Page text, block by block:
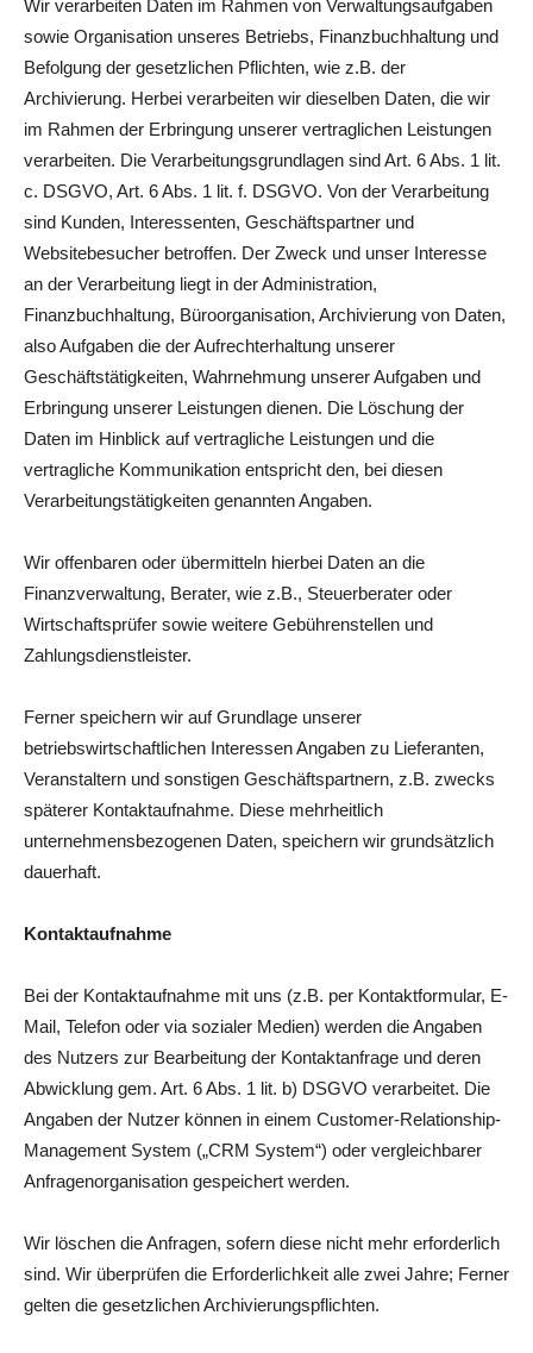
Wir verarbeiten Daten im Rahmen von Verwaltungsaufgaben
sowie Organisation unseres Betriebs, Finanzbuchhaltung und
Befolgung der gesetzlichen Pflichten, wie z.B. der
Archivierung. Herbei verarbeiten wir dieselben Daten, die wir
im Rahmen der Erbringung unserer vertraglichen Leistungen
verarbeiten. Die Verarbeitungsgrundlagen sind Art. 6 Abs. 1 lit.
c. DSGVO, Art. 6 Abs. 1 lit. f. DSGVO. Von der Verarbeitung
sind Kunden, Interessenten, Geschäftspartner und
Websitebesucher betroffen. Der Zweck und unser Interesse
an der Verarbeitung liegt in der Administration,
Finanzbuchhaltung, Büroorganisation, Archivierung von Daten,
also Aufgaben die der Aufrechterhaltung unserer
Geschäftstätigkeiten, Wahrnehmung unserer Aufgaben und
Erbringung unserer Leistungen dienen. Die Löschung der
Daten im Hinblick auf vertragliche Leistungen und die
vertragliche Kommunikation entspricht den, bei diesen
Verarbeitungstätigkeiten genannten Angaben.
Wir offenbaren oder übermitteln hierbei Daten an die
Finanzverwaltung, Berater, wie z.B., Steuerberater oder
Wirtschaftsprüfer sowie weitere Gebührenstellen und
Zahlungsdienstleister.
Ferner speichern wir auf Grundlage unserer
betriebswirtschaftlichen Interessen Angaben zu Lieferanten,
Veranstaltern und sonstigen Geschäftspartnern, z.B. zwecks
späterer Kontaktaufnahme. Diese mehrheitlich
unternehmensbezogenen Daten, speichern wir grundsätzlich
dauerhaft.
Kontaktaufnahme
Bei der Kontaktaufnahme mit uns (z.B. per Kontaktformular, E-
Mail, Telefon oder via sozialer Medien) werden die Angaben
des Nutzers zur Bearbeitung der Kontaktanfrage und deren
Abwicklung gem. Art. 6 Abs. 1 lit. b) DSGVO verarbeitet. Die
Angaben der Nutzer können in einem Customer-Relationship-
Management System („CRM System“) oder vergleichbarer
Anfragenorganisation gespeichert werden.
Wir löschen die Anfragen, sofern diese nicht mehr erforderlich
sind. Wir überprüfen die Erforderlichkeit alle zwei Jahre; Ferner
gelten die gesetzlichen Archivierungspflichten.